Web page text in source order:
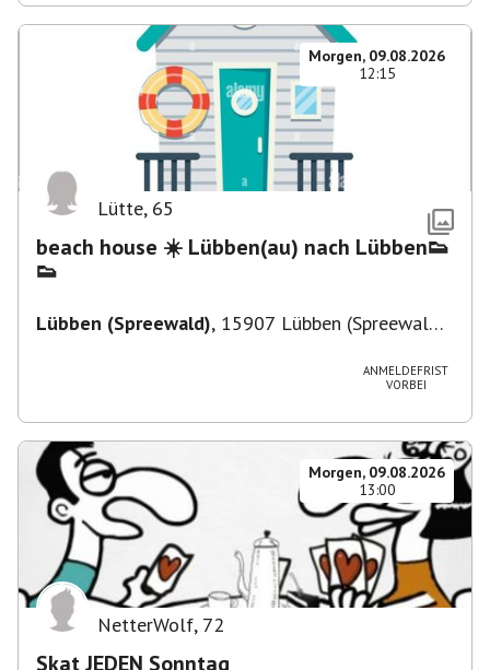
Morgen, 09.08.2026
12:15
Lütte, 65
beach house ☀️ Lübben(au) nach Lübben👟
👟
Lübben (Spreewald), 15907 Lübben (Spreewald),
ANMELDEFRIST
VORBEI
Morgen, 09.08.2026
13:00
NetterWolf, 72
Skat JEDEN Sonntag